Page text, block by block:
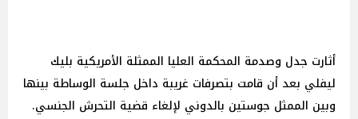
أثارت جدل وصدمة المحكمة العليا الممثلة الأمريكية بليك
ليفلي بعد أن قامت بتصرفات غريبة داخل جلسة الوساطة بينها
وبين الممثل جوستين بالدوني لإلغاء قضية التحرش الجنسي.